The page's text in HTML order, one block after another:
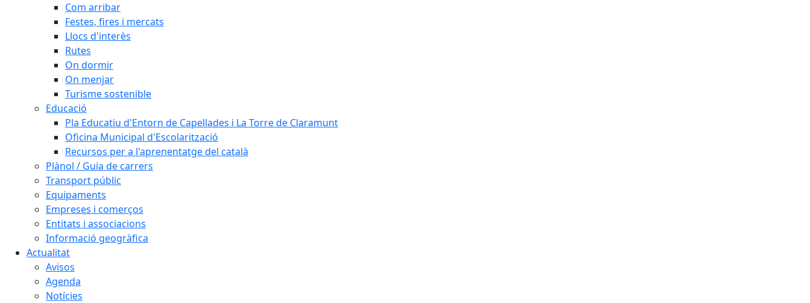
Com arribar
Festes, fires i mercats
Llocs d'interès
Rutes
On dormir
On menjar
Turisme sostenible
Educació
Pla Educatiu d'Entorn de Capellades i La Torre de Claramunt
Oficina Municipal d'Escolarització
Recursos per a l'aprenentatge del català
Plànol / Guia de carrers
Transport públic
Equipaments
Empreses i comerços
Entitats i associacions
Informació geogràfica
Actualitat
Avisos
Agenda
Notícies